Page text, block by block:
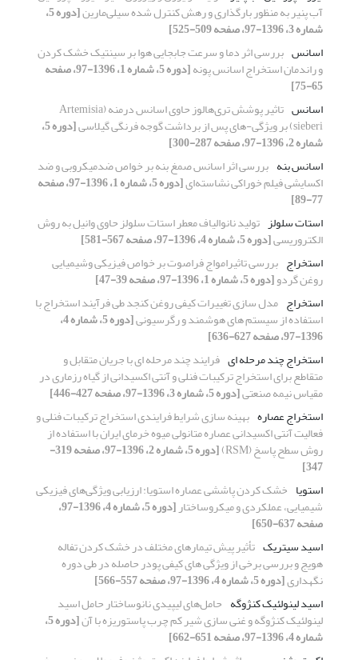
آب پنیر به منظور بارگذاری و رهش کنترل شده سیلی‌مارین [دوره 5،
شماره 3، 1396-97، صفحه 509-525]
اسانس بررسی اثر دما و سرعت جابجایی هوا بر سینتیک خشک کردن
و راندمان استخراج اسانس پونه [دوره 5، شماره 1، 1396-97، صفحه
65-75]
اسانس
تاثیر پوشش تری‌هالوز حاوی اسانس درمنه (Artemisia
sieberi) بر ویژگی-های پس از برداشت گوجه فرنگی گیلاسی [دوره 5،
شماره 2، 1396-97، صفحه 287-300]
اسانس بنه بررسی اثر اسانس صمغ بنه بر خواص ضدمیکروبی و ضد
اکسایشی فیلم خوراکی نشاسته‌ای [دوره 5، شماره 1، 1396-97، صفحه
77-89]
استات سلولز تولید نانوالیاف معطر استات سلولز حاوی وانیل به روش
الکتروریسی[دوره 5، شماره 4، 1396-97، صفحه 567-581]
استخراج بررسی تاثیرامواج فراصوت بر خواص فیزیکی وشیمیایی
روغن گردو[دوره 5، شماره 1، 1396-97، صفحه 39-47]
استخراج مدل سازی تغییرات کیفی روغن کنجد طی فرآیند استخراج با
استفاده از سیستم های هوشمند و رگرسیونی [دوره 5، شماره 4،
1396-97، صفحه 627-636]
استخراج چند مرحله ای فرایند چند مرحله ای با جریان متقابل و
متقاطع برای استخراج ترکیبات فنلی و آنتی اکسیدانی از گیاه رزماری در
مقیاس نیمه صنعتی[دوره 5، شماره 3، 1396-97، صفحه 427-446]
استخراج عصاره بهینه سازی شرایط فرایندی استخراج ترکیبات فنلی و
فعالیت آنتی اکسیدانی عصاره متانولی میوه خرمای ایران با استفاده از
روش سطح پاسخ (RSM) [دوره 5، شماره 2، 1396-97، صفحه 319-
347]
استویا خشک کردن پاششی عصاره‌ استویا: ارزیابی ویژگی‌های فیزیکی
شیمیایی، عملکردی و میکروساختار [دوره 5، شماره 4، 1396-97،
صفحه 637-650]
اسید سیتریک تأثیر پیش تیمارهای مختلف در خشک کردن تفاله
هویج و بررسی برخی از ویژگی های کیفی پودر حاصله در طی دوره
نگهداری[دوره 5، شماره 4، 1396-97، صفحه 557-566]
اسید لینولئیک کنژوگه حامل‌های لیپیدی نانوساختار حامل اسید
لینولئیک کنژوگه و غنی سازی شیر کم چرب پاستوریزه با آن [دوره 5،
شماره 4، 1396-97، صفحه 651-662]